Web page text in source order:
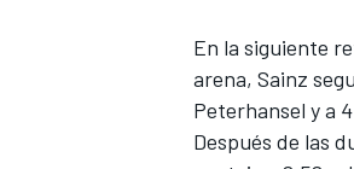
En la siguiente
arena, Sainz
Peterhansel y a
Después de las